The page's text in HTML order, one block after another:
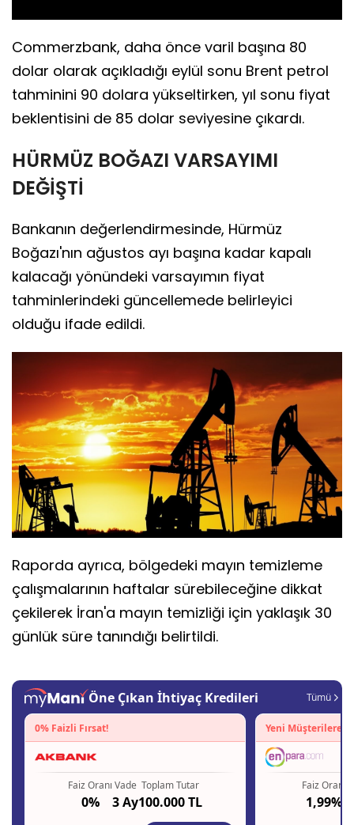
Commerzbank, daha önce varil başına 80
dolar olarak açıkladığı eylül sonu Brent petrol
tahminini 90 dolara yükseltirken, yıl sonu fiyat
beklentisini de 85 dolar seviyesine çıkardı.
HÜRMÜZ BOĞAZI VARSAYIMI
DEĞİŞTİ
Bankanın değerlendirmesinde, Hürmüz
Boğazı'nın ağustos ayı başına kadar kapalı
kalacağı yönündeki varsayımın fiyat
tahminlerindeki güncellemede belirleyici
olduğu ifade edildi.
Raporda ayrıca, bölgedeki mayın temizleme
çalışmalarının haftalar sürebileceğine dikkat
çekilerek İran'a mayın temizliği için yaklaşık 30
günlük süre tanındığı belirtildi.